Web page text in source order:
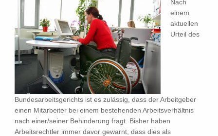
Nach
einem
aktuellen
Urteil des
Bundesarbeitsgerichts ist es zulässig, dass der Arbeitgeber
einen Mitarbeiter bei einem bestehenden Arbeitsverhältnis
nach einer/seiner Behinderung fragt. Bisher haben
Arbeitsrechtler immer davor gewarnt, dass dies als